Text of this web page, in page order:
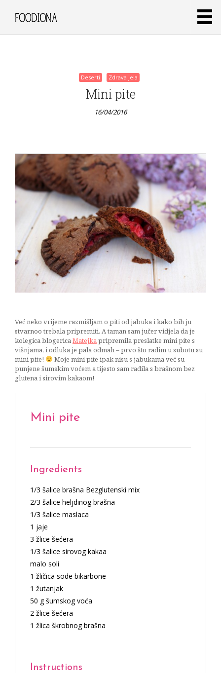
Zdrava jela
Ultimativni
sendvič
16/04/2016
Deserti Zdrava jela
Mini pite
16/04/2016
Već neko vrijeme razmišljam o piti od jabuka i kako bih ju
stvarnoo trebala pripremiti. A taman sam jučer vidjela da je
kolegica blogericaMatejkapripremila preslatke mini pite s
višnjama, i odluka je pala odmah – prvo što radim u subotu su
mini pite!
Moje mini pite ipak nisu s jabukama već su
punjene šumskim voćem a tijesto sam radila s brašnom bez
glutena i sirovim kakaom!
Mini pite
Ingredients
1/3 šalice brašna Bezglutenski mix
2/3 šalice heljdinog brašna
1/3 šalice maslaca
1 jaje
3 žlice šećera
1/3 šalice sirovog kakaa
malo soli
1 žličica sode bikarbone
1 žutanjak
50 g šumskog voća
2 žlice šećera
1 žlica škrobnog brašna
Instructions